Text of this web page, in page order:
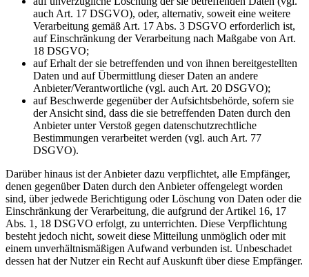
auch Art. 17 DSGVO), oder, alternativ, soweit eine weitere
Verarbeitung gemäß Art. 17 Abs. 3 DSGVO erforderlich ist,
auf Einschränkung der Verarbeitung nach Maßgabe von Art.
18 DSGVO;
auf Erhalt der sie betreffenden und von ihnen bereitgestellten
Daten und auf Übermittlung dieser Daten an andere
Anbieter/Verantwortliche (vgl. auch Art. 20 DSGVO);
auf Beschwerde gegenüber der Aufsichtsbehörde, sofern sie
der Ansicht sind, dass die sie betreffenden Daten durch den
Anbieter unter Verstoß gegen datenschutzrechtliche
Bestimmungen verarbeitet werden (vgl. auch Art. 77
DSGVO).
Darüber hinaus ist der Anbieter dazu verpflichtet, alle Empfänger,
denen gegenüber Daten durch den Anbieter offengelegt worden
sind, über jedwede Berichtigung oder Löschung von Daten oder die
Einschränkung der Verarbeitung, die aufgrund der Artikel 16, 17
Abs. 1, 18 DSGVO erfolgt, zu unterrichten. Diese Verpflichtung
besteht jedoch nicht, soweit diese Mitteilung unmöglich oder mit
einem unverhältnismäßigen Aufwand verbunden ist. Unbeschadet
dessen hat der Nutzer ein Recht auf Auskunft über diese Empfänger.